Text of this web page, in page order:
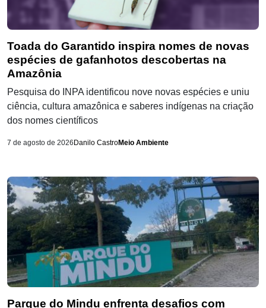
Toada do Garantido inspira nomes de novas
espécies de gafanhotos descobertas na
Amazônia
Pesquisa do INPA identificou nove novas espécies e uniu
ciência, cultura amazônica e saberes indígenas na criação
dos nomes científicos
7 de agosto de 2026 Danilo CastroMeio Ambiente
Parque do Mindu enfrenta desafios com